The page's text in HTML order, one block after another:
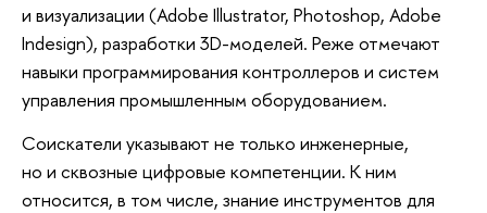
и визуализации (Adobe Illustrator, Photoshop, Adobe
Indesign), разработки 3D-моделей. Реже отмечают
навыки программирования контроллеров и систем
управления промышленным оборудованием.
Соискатели указывают не только инженерные,
но и сквозные цифровые компетенции. К ним
относится, в том числе, знание инструментов для